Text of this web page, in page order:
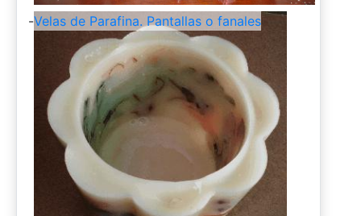
-Velas de Parafina. Pantallas o fanales